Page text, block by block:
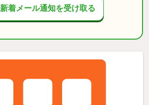
新着メール通知を受け取る